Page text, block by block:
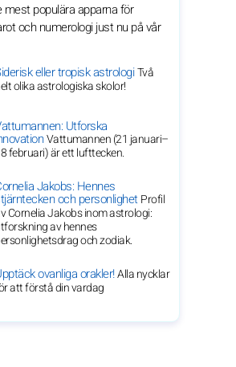
mest populära apparna för
och numerologi just nu på vår
eller tropisk astrologiTvå
olika astrologiska skolor!
Utforska
Vattumannen (21 januari–
februari) är ett lufttecken.
Jakobs: Hennes
och personlighetProfil
Cornelia Jakobs inom astrologi:
av hennes
och zodiak.
ovanliga orakler!Alla nycklar
att förstå din vardag